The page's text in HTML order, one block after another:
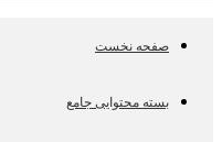
صفحه نخست
بسته محتوایی جامع